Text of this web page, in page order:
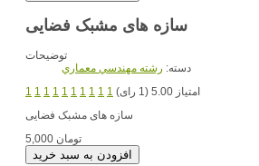
سازه های مشبک فضایی
توضیحات
دسته: رشته مهندسي معماري
1 1 1 1 1 1 1 1 1 1
امتیاز 5.00 (1 رای)
سازه های مشبک فضایی
5,000 تومان